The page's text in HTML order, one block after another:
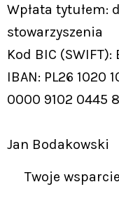
Wpłata tytułem:
stowarzyszenia
Kod BIC (SWIFT):
IBAN: PL26 1020
0000 9102 0445
Jan Bodakowski
Twoje